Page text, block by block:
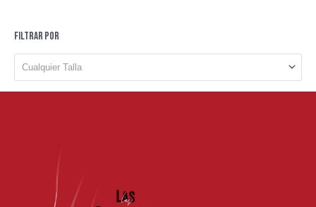
Filtrar por
Cualquier Talla